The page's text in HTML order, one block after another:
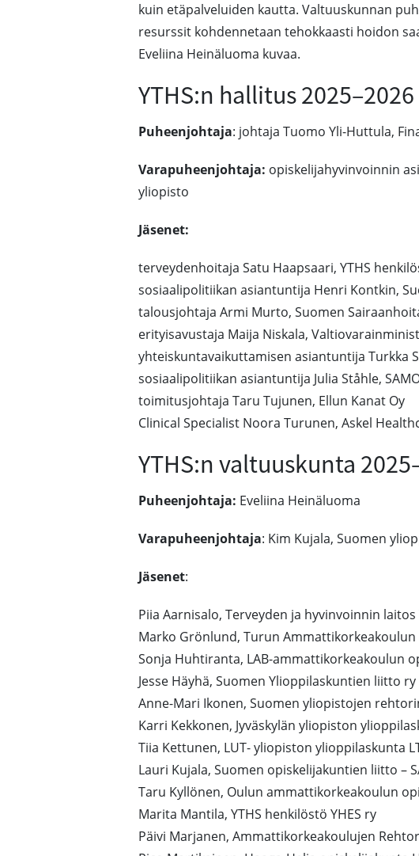
kuin etäpalveluiden kautta. Valtuuskunnan
resurssit kohdennetaan tehokkaasti hoidon
Eveliina Heinäluoma kuvaa.
YTHS:n hallitus 2025–2026
Puheenjohtaja: johtaja Tuomo Yli-Huttula,
Varapuheenjohtaja: opiskelijahyvinvoinnin
yliopisto
Jäsenet:
terveydenhoitaja Satu Haapsaari, YTHS
sosiaalipolitiikan asiantuntija Henri Kontkin,
talousjohtaja Armi Murto, Suomen
erityisavustaja Maija Niskala,
yhteiskuntavaikuttamisen asiantuntija Turkka
sosiaalipolitiikan asiantuntija Julia Ståhle,
toimitusjohtaja Taru Tujunen, Ellun Kanat Oy
Clinical Specialist Noora Turunen, Askel
YTHS:n valtuuskunta
Puheenjohtaja: Eveliina Heinäluoma
Varapuheenjohtaja: Kim Kujala, Suomen
Jäsenet:
Piia Aarnisalo, Terveyden ja hyvinvoinnin
Marko Grönlund, Turun
Sonja Huhtiranta, LAB-ammattikorkeakoulun
Jesse Häyhä, Suomen Ylioppilaskuntien liitto ry
Anne-Mari Ikonen, Suomen yliopistojen
Karri Kekkonen, Jyväskylän yliopiston
Tiia Kettunen, LUT- yliopiston ylioppilaskunta
Lauri Kujala, Suomen opiskelijakuntien liitto –
Taru Kyllönen, Oulun ammattikorkeakoulun
Marita Mantila, YTHS henkilöstö YHES ry
Päivi Marjanen, Ammattikorkeakoulujen